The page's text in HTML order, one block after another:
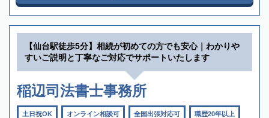
【仙台駅徒歩5分】相続が初めての方でも安心｜わかりや
すいご説明と丁寧なご対応でサポートいたします
稲辺司法書士事務所
土日祝OK オンライン相談可 全国出張対応可 職歴20年以上